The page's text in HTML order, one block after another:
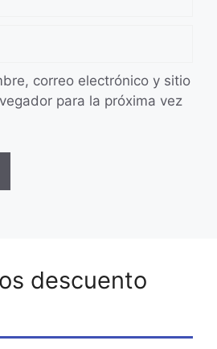
correo electrónico y sitio
para la próxima vez
descuento